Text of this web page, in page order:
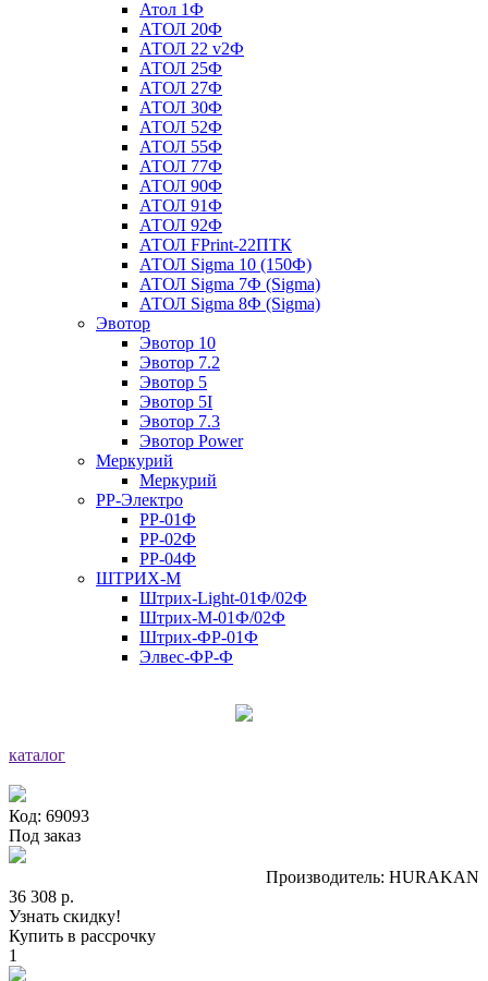
Атол 1Ф
АТОЛ 20Ф
АТОЛ 22 v2Ф
АТОЛ 25Ф
АТОЛ 27Ф
АТОЛ 30Ф
АТОЛ 52Ф
АТОЛ 55Ф
АТОЛ 77Ф
АТОЛ 90Ф
АТОЛ 91Ф
АТОЛ 92Ф
АТОЛ FPrint-22ПТК
АТОЛ Sigma 10 (150Ф)
АТОЛ Sigma 7Ф (Sigma)
АТОЛ Sigma 8Ф (Sigma)
Эвотор
Эвотор 10
Эвотор 7.2
Эвотор 5
Эвотор 5I
Эвотор 7.3
Эвотор Power
Меркурий
Меркурий
РР-Электро
РР-01Ф
РР-02Ф
РР-04Ф
ШТРИХ-М
Штрих-Light-01Ф/02Ф
Штрих-М-01Ф/02Ф
Штрих-ФР-01Ф
Элвес-ФР-Ф
каталог
Код: 69093
Под заказ
Производитель: HURAKAN
36 308 р.
Узнать скидку!
Купить в рассрочку
1